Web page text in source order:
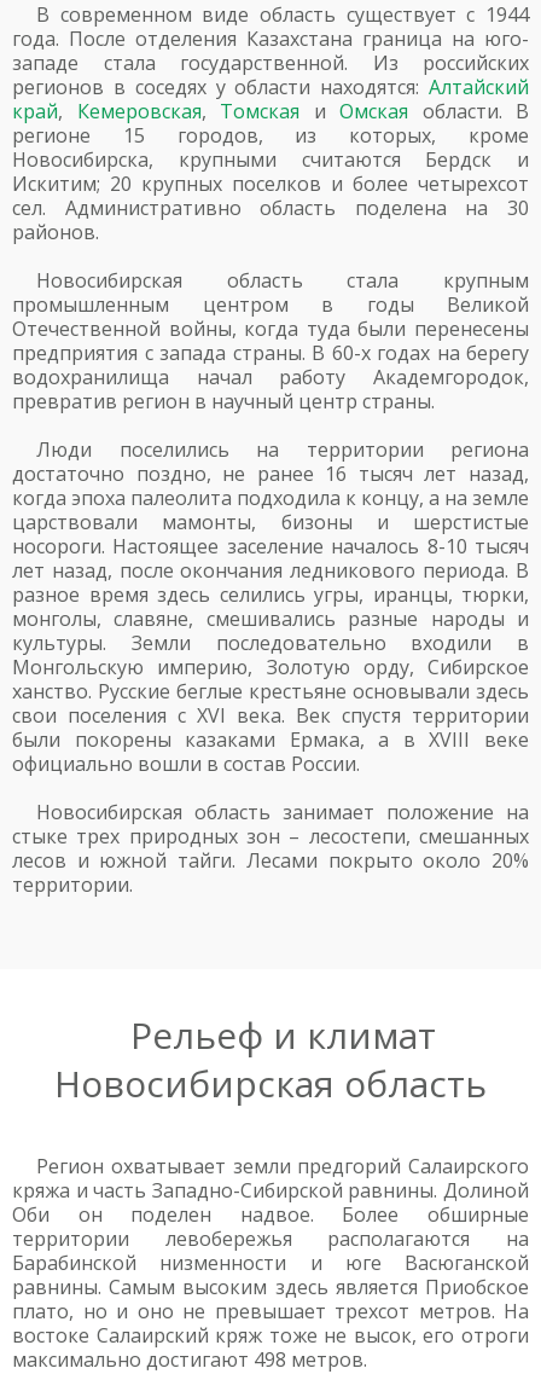
В современном виде область существует с 1944
года. После отделения Казахстана граница на юго-
западе стала государственной. Из российских
регионов в соседях у области находятся: Алтайский
край, Кемеровская, Томская и Омская области. В
регионе 15 городов, из которых, кроме
Новосибирска, крупными считаются Бердск и
Искитим; 20 крупных поселков и более четырехсот
сел. Административно область поделена на 30
районов.
Новосибирская область стала крупным
промышленным центром в годы Великой
Отечественной войны, когда туда были перенесены
предприятия с запада страны. В 60-х годах на берегу
водохранилища начал работу Академгородок,
превратив регион в научный центр страны.
Люди поселились на территории региона
достаточно поздно, не ранее 16 тысяч лет назад,
когда эпоха палеолита подходила к концу, а на земле
царствовали мамонты, бизоны и шерстистые
носороги. Настоящее заселение началось 8-10 тысяч
лет назад, после окончания ледникового периода. В
разное время здесь селились угры, иранцы, тюрки,
монголы, славяне, смешивались разные народы и
культуры. Земли последовательно входили в
Монгольскую империю, Золотую орду, Сибирское
ханство. Русские беглые крестьяне основывали здесь
свои поселения с XVI века. Век спустя территории
были покорены казаками Ермака, а в XVIII веке
официально вошли в состав России.
Новосибирская область занимает положение на
стыке трех природных зон – лесостепи, смешанных
лесов и южной тайги. Лесами покрыто около 20%
территории.
Рельеф и климат
Новосибирская область
Регион охватывает земли предгорий Салаирского
кряжа и часть Западно-Сибирской равнины. Долиной
Оби он поделен надвое. Более обширные
территории левобережья располагаются на
Барабинской низменности и юге Васюганской
равнины. Самым высоким здесь является Приобское
плато, но и оно не превышает трехсот метров. На
востоке Салаирский кряж тоже не высок, его отроги
максимально достигают 498 метров.